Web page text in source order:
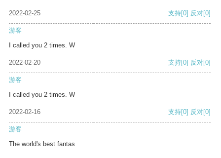
2022-02-25 支持[0] 反对[0]
游客
I called you 2 times. W
2022-02-20 支持[0] 反对[0]
游客
I called you 2 times. W
2022-02-16 支持[0] 反对[0]
游客
The world's best fantas